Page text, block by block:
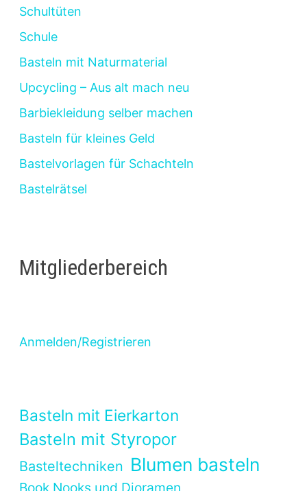
Schultüten
Schule
Basteln mit Naturmaterial
Upcycling – Aus alt mach neu
Barbiekleidung selber machen
Basteln für kleines Geld
Bastelvorlagen für Schachteln
Bastelrätsel
Mitgliederbereich
Anmelden/Registrieren
Basteln mit Eierkarton
Basteln mit Styropor
Basteltechniken Blumen basteln